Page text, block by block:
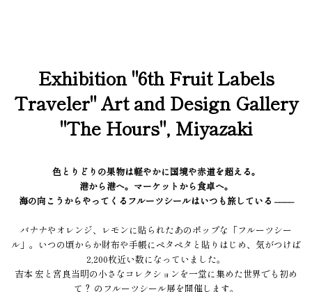
Exhibition "6th Fruit Labels
Traveler" Art and Design Gallery
"The Hours", Miyazaki
色とりどりの果物は軽やかに国境や赤道を超える。
港から港へ。マーケットから食卓へ。
海の向こうからやってくるフルーツシールはいつも旅している ––––
バナナやオレンジ、レモンに貼られたあのポップな「フルーツシー
ル」。いつの頃からか財布や手帳にペタペタと貼りはじめ、気がつけば
2,200枚近い数になっていました。
吉本 宏と宮良当明の小さなコレクションを一堂に集めた世界でも初め
て？ のフルーツシール展を開催します。